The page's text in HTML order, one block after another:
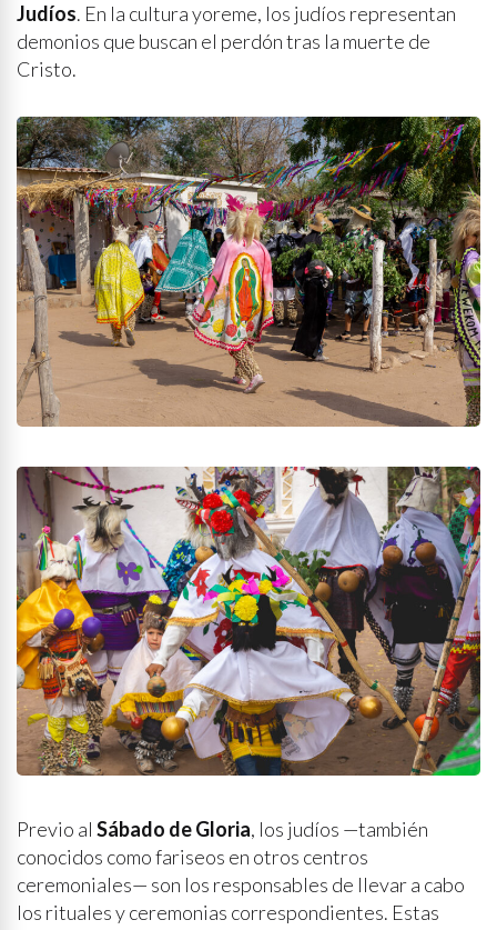
Judíos. En la cultura yoreme, los judíos representan
demonios que buscan el perdón tras la muerte de
Cristo.
Previo al Sábado de Gloria, los judíos —también
conocidos como fariseos en otros centros
ceremoniales— son los responsables de llevar a cabo
los rituales y ceremonias correspondientes. Estas